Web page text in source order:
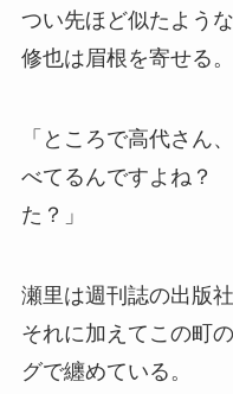
つい先ほど似たよう
修也は眉根を寄せる。
「ところで高代さん
べてるんですよね？
た？」
瀬里は週刊誌の出版
それに加えてこの町
グで纏めている。